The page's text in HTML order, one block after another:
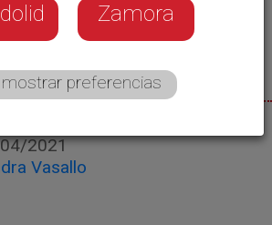
2021
Vasallo
Zamora
preferencias